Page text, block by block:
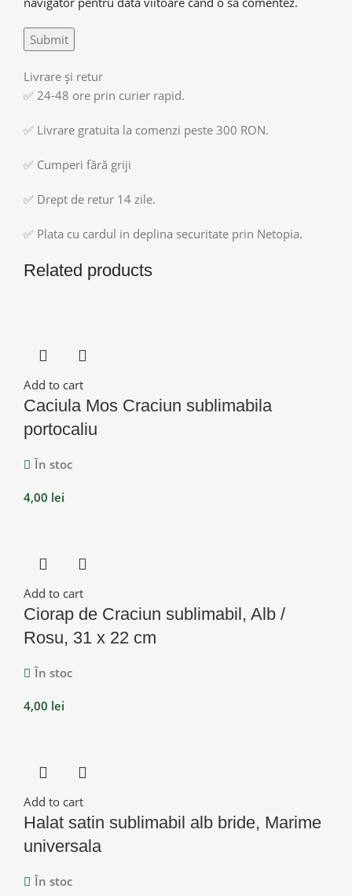
Livrare și retur
✅ 24-48 ore prin curier rapid.
✅ Livrare gratuita la comenzi peste 300 RON.
✅ Cumperi fără griji
✅ Drept de retur 14 zile.
✅ Plata cu cardul in deplina securitate prin Netopia.
Related products
Add to cart
Caciula Mos Craciun sublimabila
portocaliu
În stoc
4,00 lei
Add to cart
Ciorap de Craciun sublimabil, Alb /
Rosu, 31 x 22 cm
În stoc
4,00 lei
Add to cart
Halat satin sublimabil alb bride, Marime
universala
În stoc